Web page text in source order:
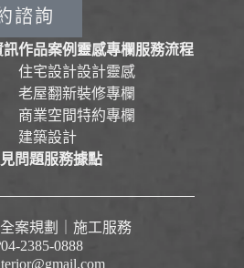
諮詢
訊作品案例
住宅設計
老屋翻新
商業空間
建築設計
靈感專欄
設計靈感
裝修專欄
特約專欄
服務流程
問題服務據點
案規劃｜施工服務
04-2385-0888